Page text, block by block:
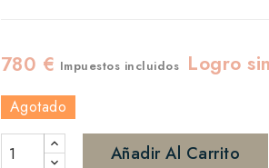
780 € Impuestos incluidos Logro
Agotado
Añadir Al Carrito